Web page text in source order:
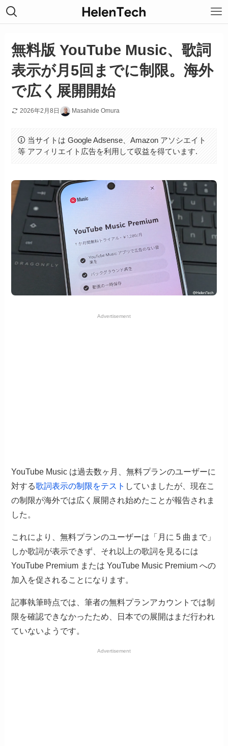
無料版 YouTube Music、歌詞
表示が月5回までに制限。海外
で広く展開開始
2026年2月8日 Masahide Omura
当サイトは Google Adsense、Amazon アソシエイト
等 アフィリエイト広告を利用して収益を得ています.
Advertisement
YouTube Music は過去数ヶ月、無料プランのユーザーに
対する歌詞表示の制限をテスト していましたが、現在こ
の制限が海外では広く展開され始めたことが報告されま
した。
これにより、無料プランのユーザーは「月に 5 曲まで」
しか歌詞が表示できず、それ以上の歌詞を見るには
YouTube Premium または YouTube Music Premium への
加入を促されることになります。
記事執筆時点では、筆者の無料プランアカウントでは制
限を確認できなかったため、日本での展開はまだ行われ
ていないようです。
Advertisement